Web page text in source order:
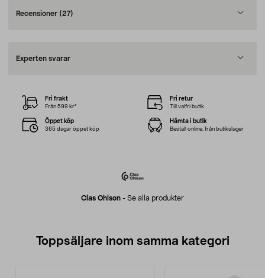
Recensioner (27)
Experten svarar
Clas Ohlson - Se alla produkter
Fri frakt
Från 599 kr*
Fri retur
Till valfri butik
Öppet köp
365 dagar öppet köp
Hämta i butik
Beställ online, från butikslager
Toppsäljare inom samma kategori